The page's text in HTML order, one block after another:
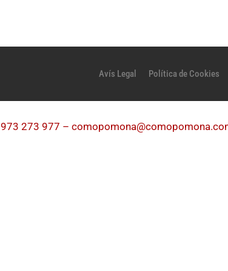
Avís Legal Política de Cookies
973 273 977 –